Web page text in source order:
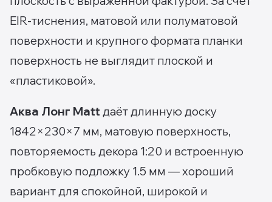
EIR-тиснения, матовой или полуматовой
поверхности и крупного формата планки
поверхность не выглядит плоской и
«пластиковой».
Аква Лонг Matt даёт длинную доску
1842×230×7 мм, матовую поверхность,
повторяемость декора 1:20 и встроенную
пробковую подложку 1.5 мм — хороший
вариант для спокойной, широкой и